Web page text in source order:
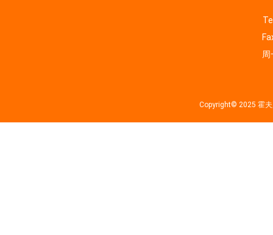
周
Copyright© 2025 霍